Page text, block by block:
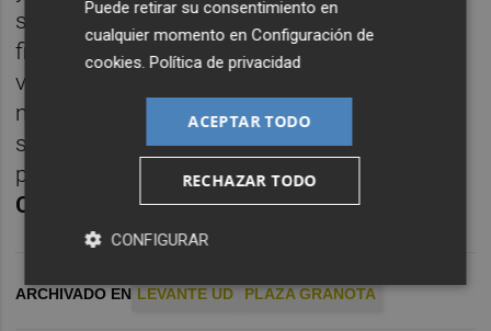
semana. He respetado a mi club y no he
firmado nada con nadie. La semana que
viene tomaremos una decisión", comentó
muy cauto el técnico. El Levante, dada su
situación de un virtual no ascenso, ha ido
pasos por delante yes la primera opción de
Calero
ARCHIVADO EN LEVANTE UD PLAZA GRANOTA
Puede retirar su consentimiento en
cualquier momento enConfiguración de
cookies.Política de privacidad
ACEPTAR TODO
RECHAZAR TODO
CONFIGURAR